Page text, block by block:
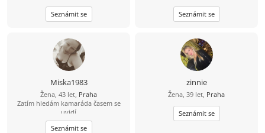
Seznámit se Seznámit se
Miska1983
Žena, 43 let, Praha
Zatím hledám kamaráda časem se
uvidí
Seznámit se
zinnie
Žena, 39 let, Praha
Seznámit se